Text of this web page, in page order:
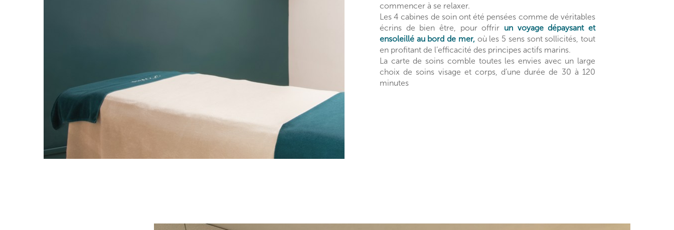
commencer à se relaxer.
Les 4 cabines de soin ont été pensées comme de véritables
écrins de bien être, pour offrir un voyage dépaysant et
ensoleillé au bord de mer,où les 5 sens sont sollicités, tout
en profitant de l’efficacité des principes actifs marins.
La carte de soins comble toutes les envies avec un large
choix de soins visage et corps, d’une durée de 30 à 120
minutes